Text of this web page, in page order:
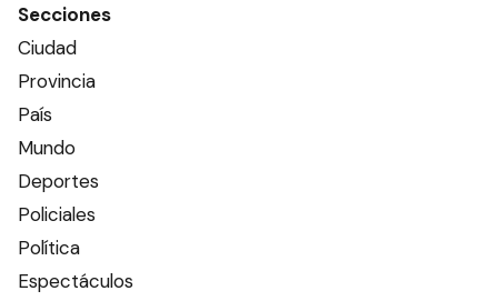
Secciones
Ciudad
Provincia
País
Mundo
Deportes
Policiales
Política
Espectáculos